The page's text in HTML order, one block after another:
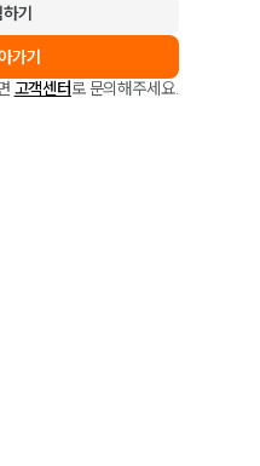
기
가기
고객센터로 문의해주세요.